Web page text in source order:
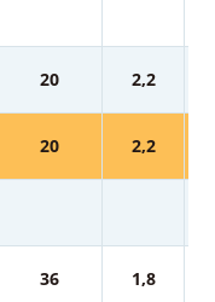
20 2,2
20 2,2
36 1,8